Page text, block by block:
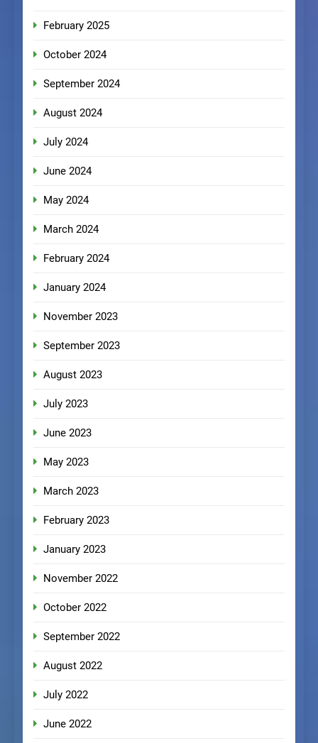
February 2025
October 2024
September 2024
August 2024
July 2024
June 2024
May 2024
March 2024
February 2024
January 2024
November 2023
September 2023
August 2023
July 2023
June 2023
May 2023
March 2023
February 2023
January 2023
November 2022
October 2022
September 2022
August 2022
July 2022
June 2022